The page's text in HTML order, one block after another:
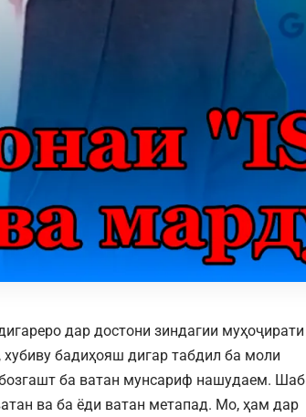
дар достони зиндагии муҳоҷирати
бадиҳояш дигар табдил ба моли
ба ватан мунсариф нашудаем. Шаб
ва ба ёди ватан метапад. Мо, ҳам дар